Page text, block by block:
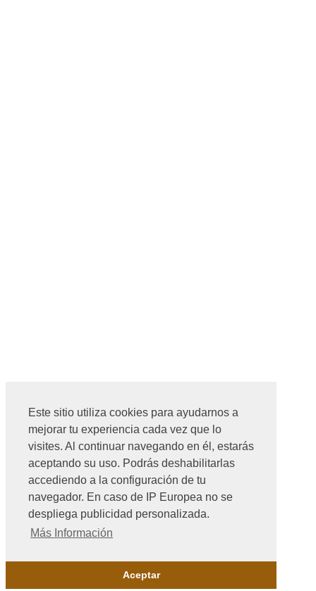
Este sitio utiliza cookies para ayudarnos a
mejorar tu experiencia cada vez que lo
visites. Al continuar navegando en él, estarás
aceptando su uso. Podrás deshabilitarlas
accediendo a la configuración de tu
navegador. En caso de IP Europea no se
despliega publicidad personalizada.
Más Información
Aceptar